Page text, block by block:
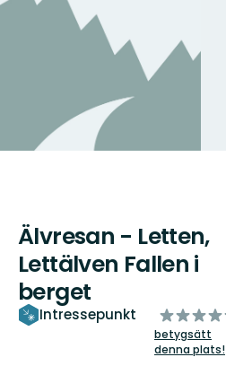
Älvresan - Letten,
Lettälven Fallen i
berget
Intressepunkt
av
5
stjärnor
betygsätt
denna plats!